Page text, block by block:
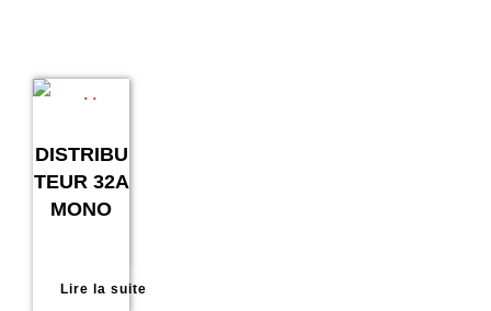
DISTRIBU
TEUR 32A
MONO
Lire la suite